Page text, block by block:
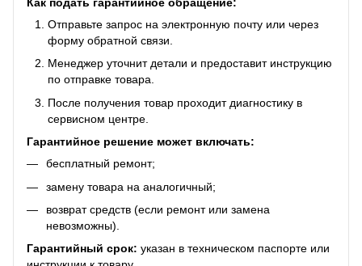
Отправьте запрос на электронную почту или через
форму обратной связи.
Менеджер уточнит детали и предоставит инструкцию
по отправке товара.
После получения товар проходит диагностику в
сервисном центре.
Гарантийное решение может включать:
бесплатный ремонт;
замену товара на аналогичный;
возврат средств (если ремонт или замена
невозможны).
Гарантийный срок: указан в техническом паспорте или